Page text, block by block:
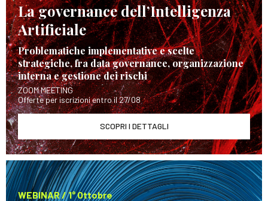
La governance dell’Intelligenza
Artificiale
Problematiche implementative e scelte
strategiche, fra data governance, organizzazione
interna e gestione dei rischi
ZOOM MEETING
Offerte per iscrizioni entro il 27/08
SCOPRI I DETTAGLI
WEBINAR / 1° Ottobre